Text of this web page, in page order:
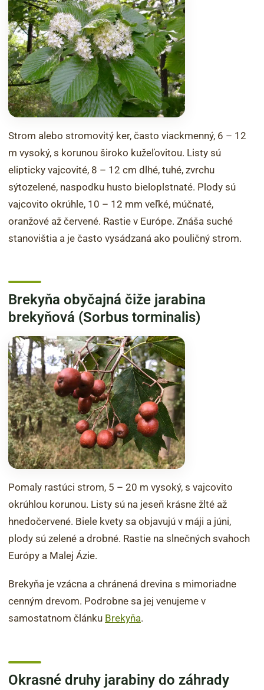
Strom alebo stromovitý ker, často viackmenný, 6 – 12
m vysoký, s korunou široko kužeľovitou. Listy sú
elipticky vajcovité, 8 – 12 cm dlhé, tuhé, zvrchu
sýtozelené, naspodku husto bieloplstnaté. Plody sú
vajcovito okrúhle, 10 – 12 mm veľké, múčnaté,
oranžové až červené. Rastie v Európe. Znáša suché
stanovištia a je často vysádzaná ako pouličný strom.
Brekyňa obyčajná čiže jarabina
brekyňová (Sorbus torminalis)
Pomaly rastúci strom, 5 – 20 m vysoký, s vajcovito
okrúhlou korunou. Listy sú na jeseň krásne žlté až
hnedočervené. Biele kvety sa objavujú v máji a júni,
plody sú zelené a drobné. Rastie na slnečných svahoch
Európy a Malej Ázie.
Brekyňa je vzácna a chránená drevina s mimoriadne
cenným drevom. Podrobne sa jej venujeme v
samostatnom článku Brekyňa.
Okrasné druhy jarabiny do záhrady